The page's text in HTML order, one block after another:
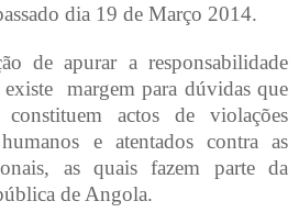
dia 19 de Março 2014.
de apurar a responsabilidade
margem para dúvidas que
constituem actos de violações
e atentados contra as
as quais fazem parte da
de Angola.